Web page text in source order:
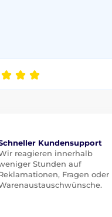
Kundensupport
reagieren innerhalb
Stunden auf
Fragen oder